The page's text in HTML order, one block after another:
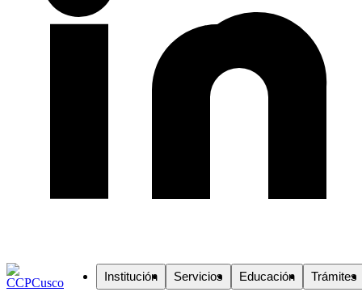
Institución Servicios Educación Trámites